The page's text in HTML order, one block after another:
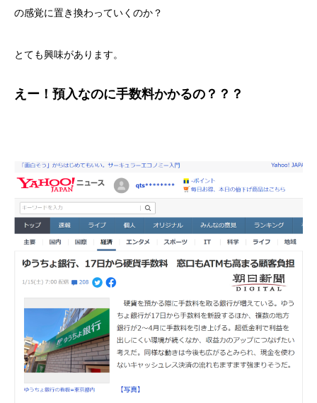
の感覚に置き換わっていくのか？
とても興味があります。
えー！預入なのに手数料かかるの？？？